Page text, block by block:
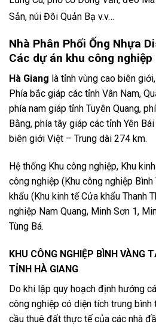
Sản, núi Đôi Quản Bạ v.v…
Nhà Phân Phối Ống Nhựa
Các dự án khu công nghiệp
Hà Giang là tỉnh vùng cao biên
Phía bắc giáp các tỉnh Vân Nam,
phía nam giáp tỉnh Tuyên Quang,
Bằng, phía tây giáp các tỉnh Yên
biên giới Việt – Trung dài 274 km.
Hệ thống Khu công nghiệp, Khu
công nghiệp (Khu công nghiệp
khẩu (Khu kinh tế Cửa khẩu Thanh
nghiệp Nam Quang, Minh Sơn 1,
Tùng Bá.
KHU CÔNG NGHIỆP BÌNH VÀNG
TỈNH HÀ GIANG
Do khi lập quy hoạch định hướng
công nghiệp có diện tích trung bình
cầu thuê đất thực tế của các nhà